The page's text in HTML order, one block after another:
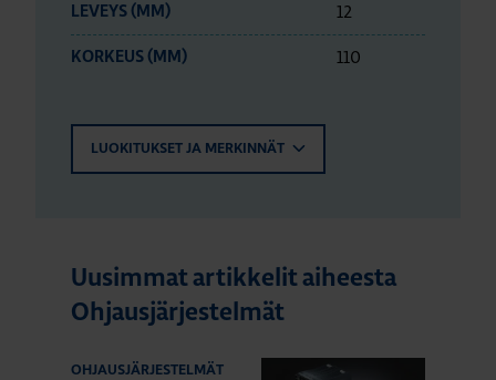
LEVEYS (MM) 12
KORKEUS (MM) 110
LUOKITUKSET JA MERKINNÄT
Uusimmat artikkelit aiheesta
Ohjausjärjestelmät
OHJAUSJÄRJESTELMÄT